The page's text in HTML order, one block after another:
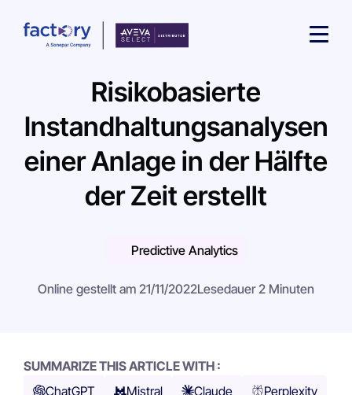
Wonach suchst du ?
Risikobasierte
Instandhaltungsanalysen
einer Anlage in der Hälfte
der Zeit erstellt
Predictive Analytics
Online gestellt am 21/11/2022Lesedauer 2 Minuten
SUMMARIZE THIS ARTICLE WITH :
ChatGPT
Mistral Claude
Perplexity